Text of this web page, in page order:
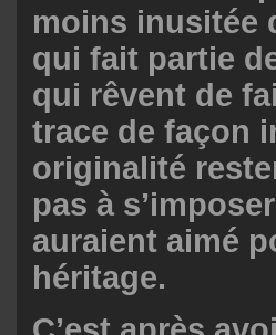
moins inusitée
qui fait partie
qui rêvent de
trace de façon
originalité
pas à
auraient aimé
héritage.